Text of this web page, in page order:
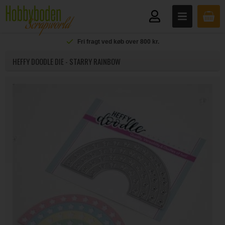
Fri fragt ved køb over 800 kr.
HEFFY DOODLE DIE - STARRY RAINBOW